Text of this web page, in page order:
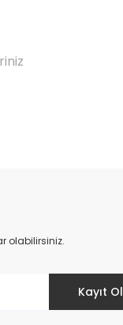
olabilirsiniz.
Kayıt Ol